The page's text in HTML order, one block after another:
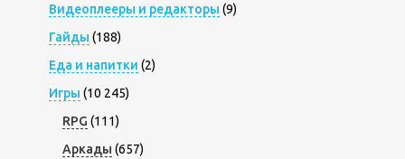
Видеоплееры и редакторы (9)
Гайды (188)
Еда и напитки (2)
Игры (10 245)
RPG (111)
Аркады (657)